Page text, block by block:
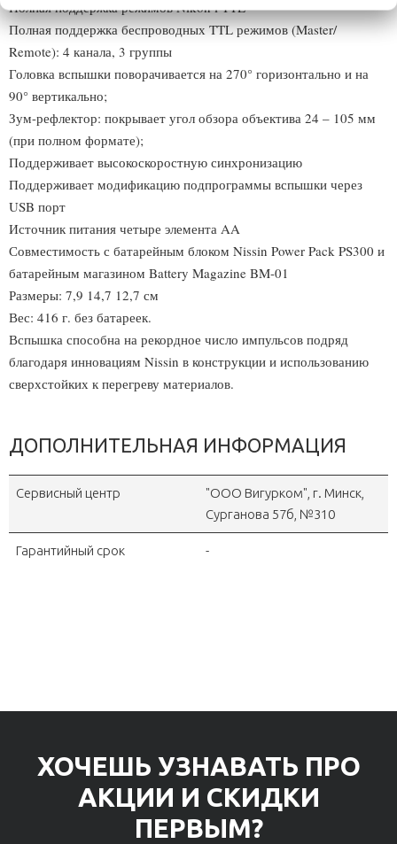
Полная поддержка режимов Nikon i-TTL
Полная поддержка беспроводных TTL режимов (Master/
Remote): 4 канала, 3 группы
Головка вспышки поворачивается на 270° горизонтально и на
90° вертикально;
Зум-рефлектор: покрывает угол обзора объектива 24 – 105 мм
(при полном формате);
Поддерживает высокоскоростную синхронизацию
Поддерживает модификацию подпрограммы вспышки через
USB порт
Источник питания четыре элемента AA
Совместимость с батарейным блоком Nissin Power Pack PS300 и
батарейным магазином Battery Magazine BM-01
Размеры: 7,9 14,7 12,7 см
Вес: 416 г. без батареек.
Вспышка способна на рекордное число импульсов подряд
благодаря инновациям Nissin в конструкции и использованию
сверхстойких к перегреву материалов.
ДОПОЛНИТЕЛЬНАЯ ИНФОРМАЦИЯ
Сервисный центр
"OOO Вигурком", г. Минск,
Сурганова 57б, №310
Гарантийный срок -
ХОЧЕШЬ УЗНАВАТЬ ПРО
АКЦИИ И СКИДКИ
ПЕРВЫМ?